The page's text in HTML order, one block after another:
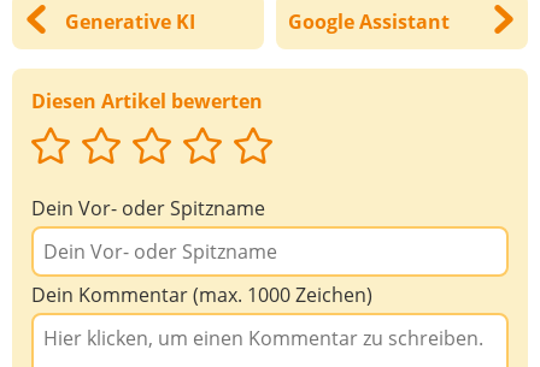
Generative KI Google Assistant
Diesen Artikel bewerten
Dein Vor- oder Spitzname
Dein Kommentar (max. 1000 Zeichen)